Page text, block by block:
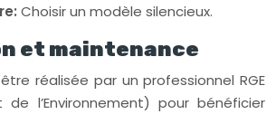
Choisir un modèle silencieux.
et maintenance
réalisée par un professionnel RGE
de l’Environnement) pour bénéficier